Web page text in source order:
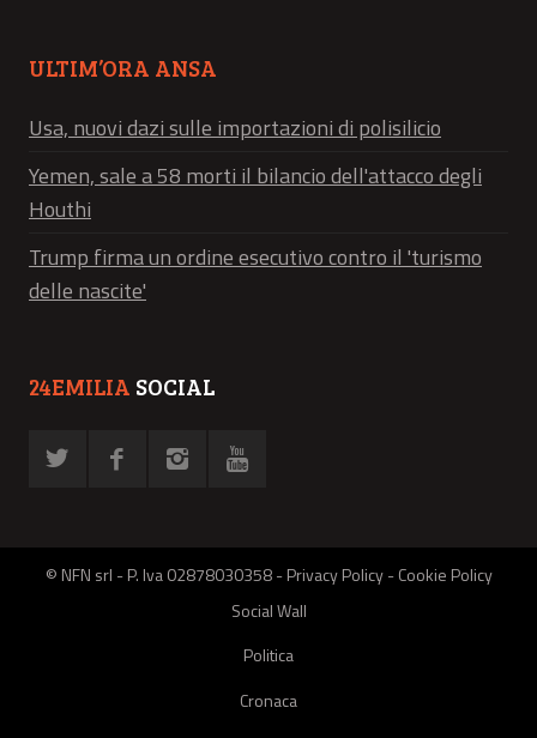
ULTIM’ORA ANSA
Usa, nuovi dazi sulle importazioni di polisilicio
Yemen, sale a 58 morti il bilancio dell'attacco degli
Houthi
Trump firma un ordine esecutivo contro il 'turismo
delle nascite'
24EMILIA SOCIAL
© NFN srl - P. Iva 02878030358 -Privacy Policy-Cookie Policy
Social Wall
Politica
Cronaca